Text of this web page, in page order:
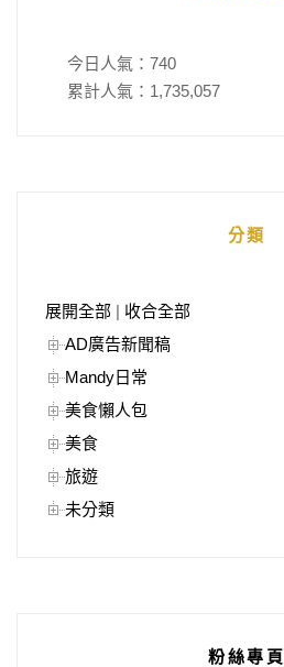
今日人氣： 740
累計人氣： 1,735,057
分類
展開全部 | 收合全部
AD廣告新聞稿
Mandy日常
美食懶人包
美食
旅遊
未分類
粉絲專頁